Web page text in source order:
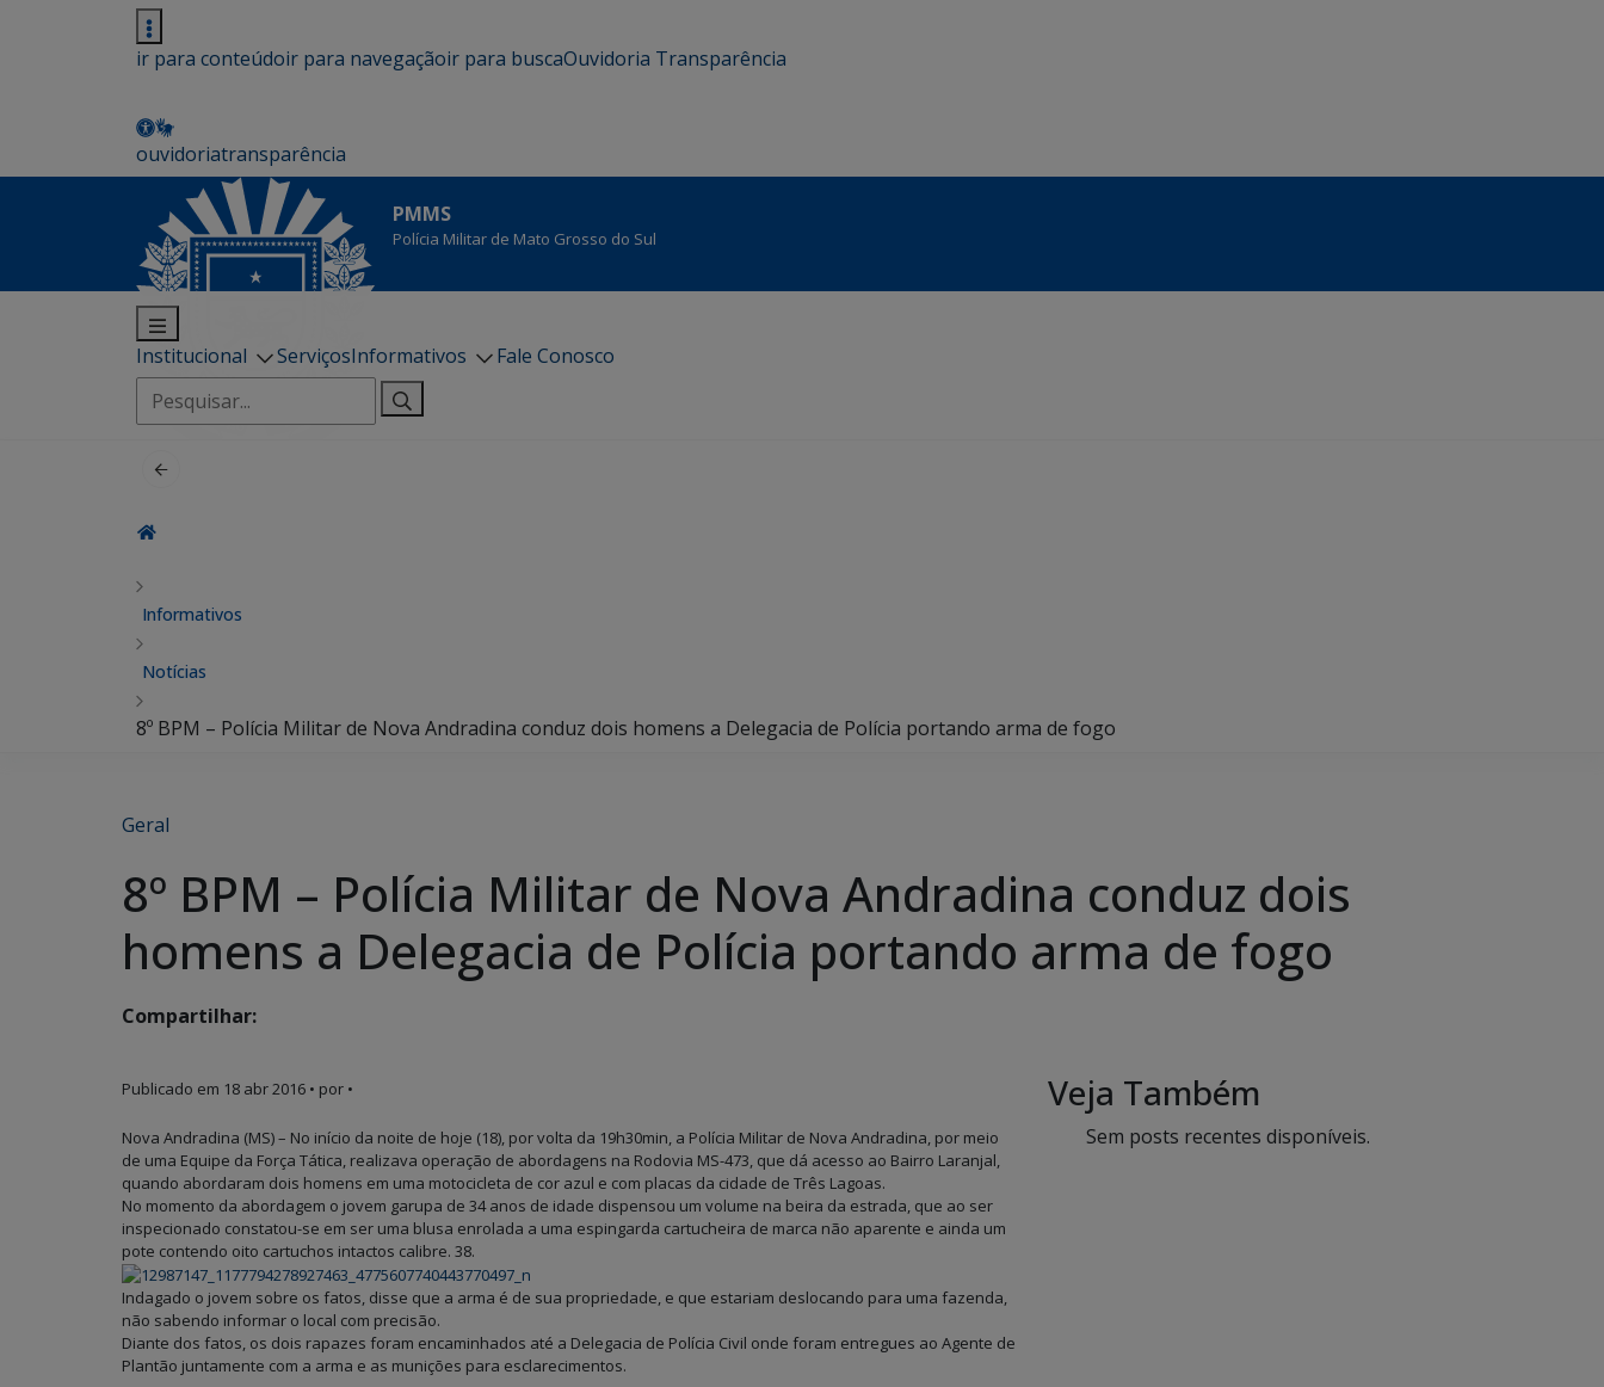
ir para conteúdoir para navegaçãoir para buscaOuvidoria Transparência
ouvidoriatransparência
PMMS
Polícia Militar de Mato Grosso do Sul
Institucional ServiçosInformativos
Fale Conosco
Pesquisar
por:
Informativos
Notícias
8º BPM – Polícia Militar de Nova Andradina conduz dois homens a Delegacia de Polícia portando arma de fogo
Geral
8º BPM – Polícia Militar de Nova Andradina conduz dois
homens a Delegacia de Polícia portando arma de fogo
Compartilhar:
Publicado em 18 abr 2016 • por •
Nova Andradina (MS) – No início da noite de hoje (18), por volta da 19h30min, a Polícia Militar de Nova Andradina, por meio
de uma Equipe da Força Tática, realizava operação de abordagens na Rodovia MS-473, que dá acesso ao Bairro Laranjal,
quando abordaram dois homens em uma motocicleta de cor azul e com placas da cidade de Três Lagoas.
No momento da abordagem o jovem garupa de 34 anos de idade dispensou um volume na beira da estrada, que ao ser
inspecionado constatou-se em ser uma blusa enrolada a uma espingarda cartucheira de marca não aparente e ainda um
pote contendo oito cartuchos intactos calibre. 38.
Indagado o jovem sobre os fatos, disse que a arma é de sua propriedade, e que estariam deslocando para uma fazenda,
não sabendo informar o local com precisão.
Diante dos fatos, os dois rapazes foram encaminhados até a Delegacia de Polícia Civil onde foram entregues ao Agente de
Plantão juntamente com a arma e as munições para esclarecimentos.
Veja Também
Sem posts recentes disponíveis.